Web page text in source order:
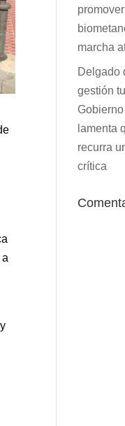
marcha
Delgado
gestión
lamenta
recurra
crítica